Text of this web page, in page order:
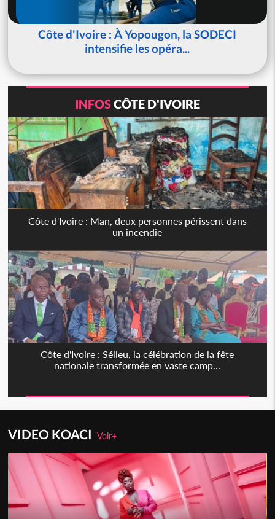
Côte d'Ivoire : À Yopougon, la SODECI
intensifie les opéra...
INFOSCÔTE D'IVOIRE
Côte d'Ivoire : Man, deux personnes périssent dans
un incendie
Côte d'Ivoire : Séileu, la célébration de la fête
nationale transformée en vaste camp...
VIDEO KOACIVoir+